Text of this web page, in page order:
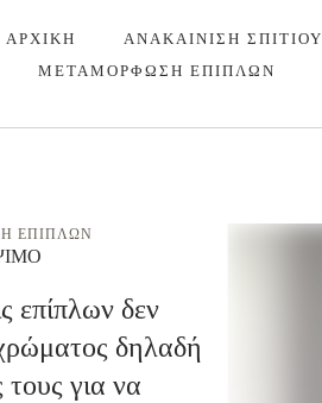
ΑΡΧΙΚΗ ΑΝΑΚΑΙΝΙΣΗ ΣΠΙΤΙΟΥ
ΜΕΤΑΜΟΡΦΩΣΗ ΕΠΙΠΛΩΝ
ΕΠΙΠΛΩΝ
επίπλων δεν
δηλαδή
για να